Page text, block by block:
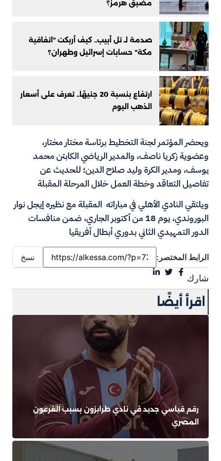
مضيق هرمز؟
صدمة لـ تل أبيب.. كيف أربكت "اتفاقية
مكة" حسابات إسرائيل وطهران؟
ارتفاع بنسبة 20 جنيهًا.. تعرف على أسعار
الذهب اليوم
ويحضر المؤتمر لجنة التخطيط برئاسة مختار مختار،
وعضوية زكريا ناصف، والمدير الرياضي الكابتن محمد
يوسف، ومدير الكرة وليد صلاح الدين؛ للحديث عن
تفاصيل التعاقد وخطة العمل خلال المرحلة المقبلة
ويلتقي النادي الأهلي في مباراته المقبلة مع نظيره إيجل نوار
البوروندي، يوم 18 من أكتوبر الجاري، ضمن منافسات
الدور التمهيدي الثاني بدوري أبطال أفريقيا
الرابط المختصر: نسخ
شارك
اقرأ أيضًا
رقم قياسي جديد في نادي طرابزون بسبب الفرعون
المصري